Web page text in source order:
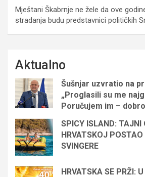
Mještani Škabrnje ne žele da ove
stradanja budu predstavnici političkih
Aktualno
Šušnjar uzvratio na
„Proglasili su me
Poručujem im –
SPICY ISLAND: TAJNI
HRVATSKOJ
SVINGERE
HRVATSKA SE PRŽI: